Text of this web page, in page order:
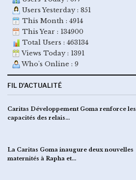
Users Yesterday : 851
This Month : 4914
This Year : 134900
Total Users : 463134
Views Today : 1391
Who's Online : 9
FIL D'ACTUALITÉ
Caritas Développement Goma renforce les
capacités des relais…
La Caritas Goma inaugure deux nouvelles
maternités à Rapha et…